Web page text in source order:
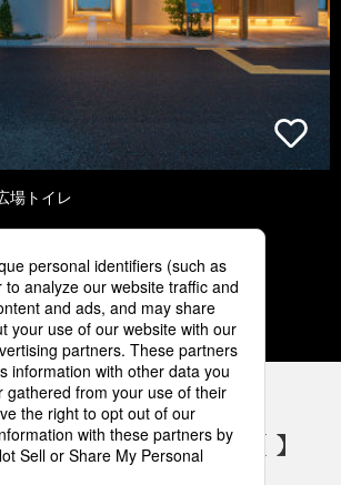
場トイレ
2 3 4 5
クの電気設備 SNSアカウント